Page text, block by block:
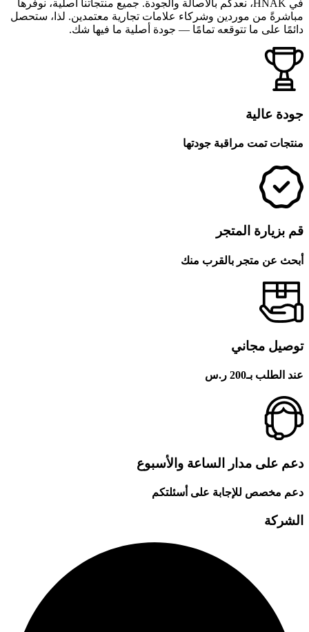
في HNAK، نعدكم بالأصالة والجودة. جميع منتجاتنا أصلية، نوفرها
مباشرةً من موردين وشركاء علامات تجارية معتمدين. لذا، ستحصل
دائمًا على ما تتوقعه تمامًا — جودة أصلية ما فيها شك.
جودة عالية
منتجات تمت مراقبة جودتها
قم بزيارة المتجر
أبحث عن متجر بالقرب منك
توصيل مجاني
عند الطلب بـ200 ر.س
دعم على مدار الساعة والأسبوع
دعم مخصص للإجابة على أسئلتكم
الشركة